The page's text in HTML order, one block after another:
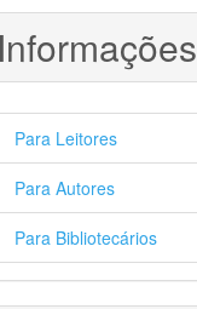
Para Leitores
Para Autores
Para Bibliotecários